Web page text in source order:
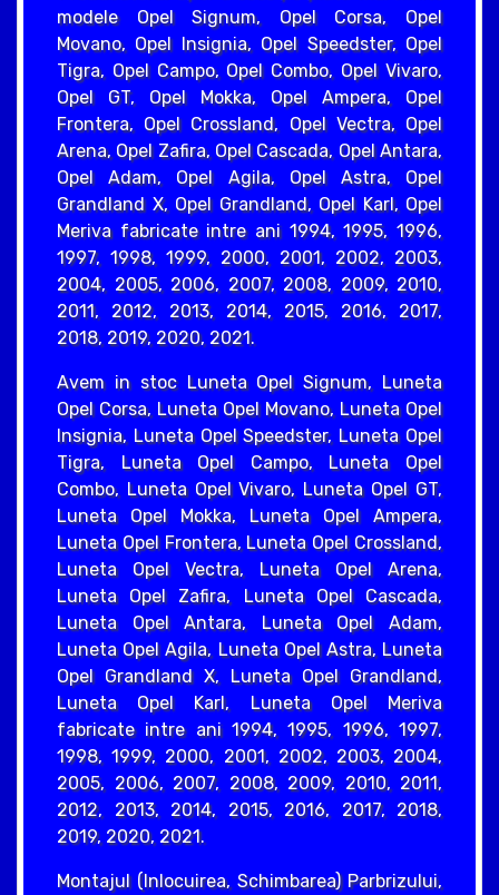
modele Opel Signum, Opel Corsa, Opel
Movano, Opel Insignia, Opel Speedster, Opel
Tigra, Opel Campo, Opel Combo, Opel Vivaro,
Opel GT, Opel Mokka, Opel Ampera, Opel
Frontera, Opel Crossland, Opel Vectra, Opel
Arena, Opel Zafira, Opel Cascada, Opel Antara,
Opel Adam, Opel Agila, Opel Astra, Opel
Grandland X, Opel Grandland, Opel Karl, Opel
Meriva fabricate intre ani 1994, 1995, 1996,
1997, 1998, 1999, 2000, 2001, 2002, 2003,
2004, 2005, 2006, 2007, 2008, 2009, 2010,
2011, 2012, 2013, 2014, 2015, 2016, 2017,
2018, 2019, 2020, 2021.
Avem in stoc Luneta Opel Signum, Luneta
Opel Corsa, Luneta Opel Movano, Luneta Opel
Insignia, Luneta Opel Speedster, Luneta Opel
Tigra, Luneta Opel Campo, Luneta Opel
Combo, Luneta Opel Vivaro, Luneta Opel GT,
Luneta Opel Mokka, Luneta Opel Ampera,
Luneta Opel Frontera, Luneta Opel Crossland,
Luneta Opel Vectra, Luneta Opel Arena,
Luneta Opel Zafira, Luneta Opel Cascada,
Luneta Opel Antara, Luneta Opel Adam,
Luneta Opel Agila, Luneta Opel Astra, Luneta
Opel Grandland X, Luneta Opel Grandland,
Luneta Opel Karl, Luneta Opel Meriva
fabricate intre ani 1994, 1995, 1996, 1997,
1998, 1999, 2000, 2001, 2002, 2003, 2004,
2005, 2006, 2007, 2008, 2009, 2010, 2011,
2012, 2013, 2014, 2015, 2016, 2017, 2018,
2019, 2020, 2021.
Montajul (Inlocuirea, Schimbarea) Parbrizului,